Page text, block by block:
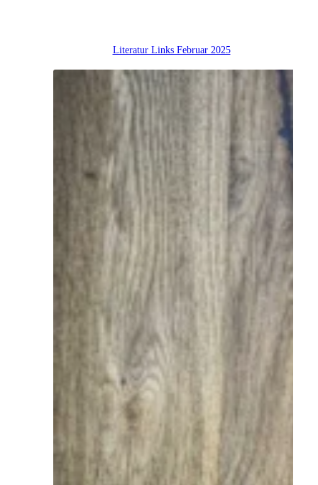
Literatur Links Februar 2025